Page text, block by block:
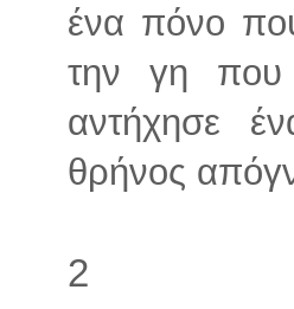
ένα πόνο
την γη που
αντήχησε
θρήνος
2